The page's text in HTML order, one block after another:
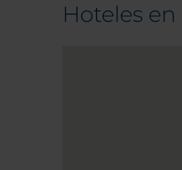
Hoteles en